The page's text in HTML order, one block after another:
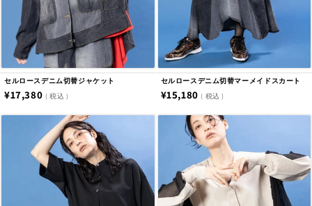
セルロースデニム切替ジャケット
通
常
¥17,380 税込
セルロースデニム切替マーメイドスカート
通
常
¥15,180 税込